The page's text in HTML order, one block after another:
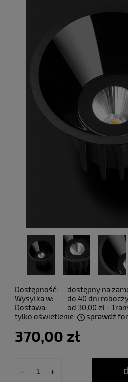
Dostępność:
dostępny na
Wysyłka w:
do 40 dni
Dostawa:
od 30,00 zł -
tylko oświetlenie
sprawdź
370,00 zł
- +